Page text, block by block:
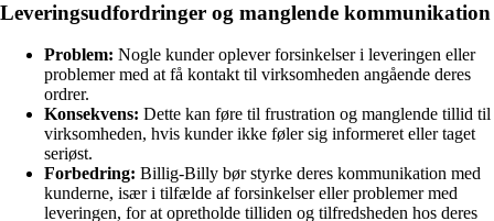
Leveringsudfordringer og manglende kommunikation
Problem: Nogle kunder oplever forsinkelser i leveringen eller
problemer med at få kontakt til virksomheden angående deres
ordrer.
Konsekvens: Dette kan føre til frustration og manglende tillid til
virksomheden, hvis kunder ikke føler sig informeret eller taget
seriøst.
Forbedring: Billig-Billy bør styrke deres kommunikation med
kunderne, især i tilfælde af forsinkelser eller problemer med
leveringen, for at opretholde tilliden og tilfredsheden hos deres